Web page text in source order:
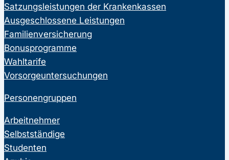
Satzungsleistungen der Krankenkassen
Ausgeschlossene Leistungen
Familienversicherung
Bonusprogramme
Wahltarife
Vorsorgeuntersuchungen
Personengruppen
Arbeitnehmer
Selbstständige
Studenten